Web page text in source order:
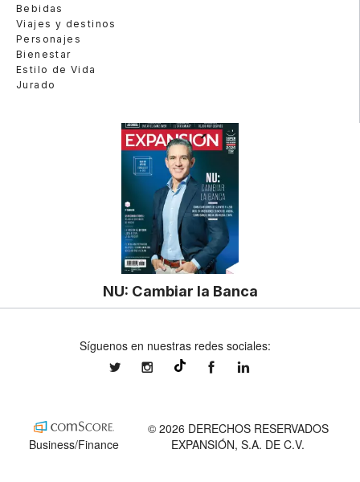
Bebidas
Viajes y destinos
Personajes
Bienestar
Estilo de Vida
Jurado
NU: Cambiar la Banca
Síguenos en nuestras redes sociales:
expansionmxexpansionmx ExpansionMex
Business/Finance
© 2026 DERECHOS RESERVADOS
EXPANSIÓN, S.A. DE C.V.